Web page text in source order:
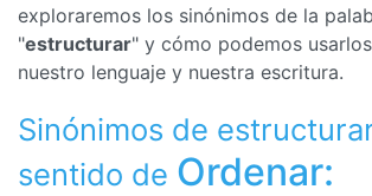
exploraremos los sinónimos de la
"estructurar" y cómo podemos
nuestro lenguaje y nuestra escritura.
Sinónimos de
sentido de Ordenar: